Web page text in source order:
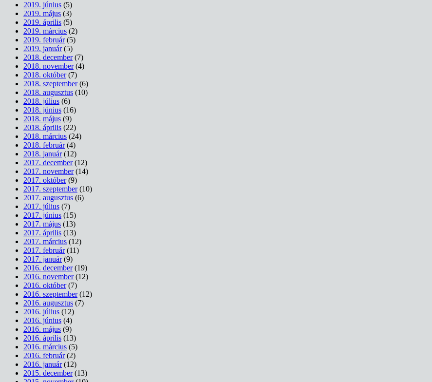
2019. június (5)
2019. május (3)
2019. április (5)
2019. március (2)
2019. február(5)
2019. január(5)
2018. december(7)
2018. november(4)
2018. október(7)
2018. szeptember(6)
2018. augusztus (10)
2018. július (6)
2018. június (16)
2018. május (9)
2018. április (22)
2018. március (24)
2018. február(4)
2018. január(12)
2017. december(12)
2017. november(14)
2017. október(9)
2017. szeptember(10)
2017. augusztus (6)
2017. július (7)
2017. június (15)
2017. május (13)
2017. április (13)
2017. március (12)
2017. február(11)
2017. január(9)
2016. december(19)
2016. november(12)
2016. október(7)
2016. szeptember(12)
2016. augusztus (7)
2016. július (12)
2016. június (4)
2016. május (9)
2016. április (13)
2016. március (5)
2016. február(2)
2016. január(12)
2015. december(13)